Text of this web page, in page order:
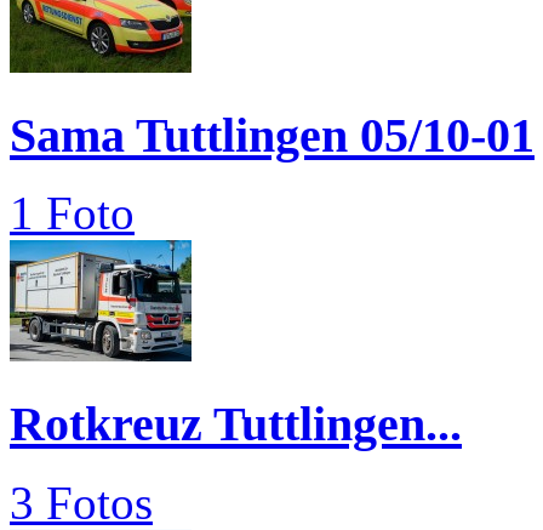
Sama Tuttlingen 05/10-01
1 Foto
Rotkreuz Tuttlingen...
3 Fotos